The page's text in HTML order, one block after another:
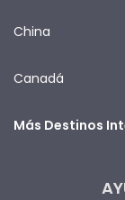
China
Canadá
Más Destinos